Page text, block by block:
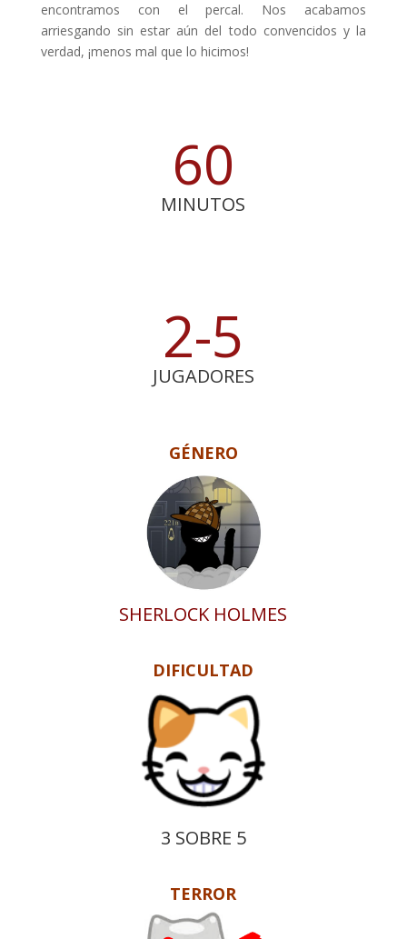
encontramos con el percal. Nos acabamos
arriesgando sin estar aún del todo convencidos y la
verdad, ¡menos mal que lo hicimos!
60
MINUTOS
2-5
JUGADORES
GÉNERO
SHERLOCK HOLMES
DIFICULTAD
3 SOBRE 5
TERROR